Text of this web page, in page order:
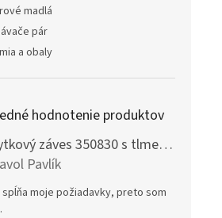
madlá
pár
a obaly
hodnotenie produktov
Nábytkový záves 350830 s tlmením naložený + podložka H0 na vrut
produktu je 5 z 5 hviezdičiek.
Pavlík
spĺňa moje požiadavky, preto som